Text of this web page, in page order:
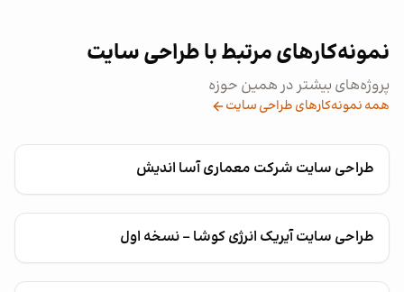
نمونه‌کارهای مرتبط با طراحی سایت
پروژه‌های بیشتر در همین حوزه
همه نمونه‌کارهای طراحی سایت
طراحی سایت شرکت معماری آسا اندیش
طراحی سایت آیریک انرژی کوشا - نسخه اول